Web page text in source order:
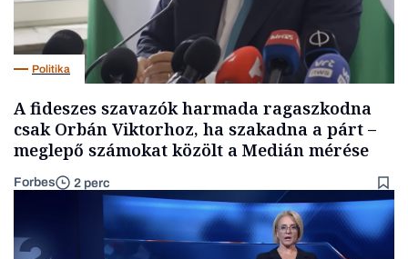
Politika
A fideszes szavazók harmada ragaszkodna
csak Orbán Viktorhoz, ha szakadna a párt –
meglepő számokat közölt a Medián mérése
Forbes 2 perc